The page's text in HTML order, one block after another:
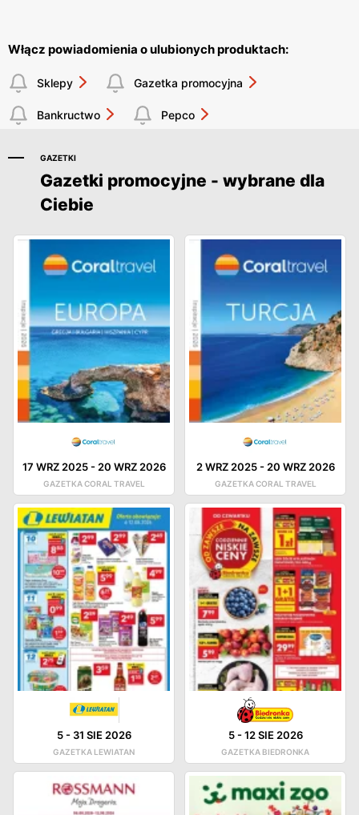
Włącz powiadomienia o ulubionych produktach:
Sklepy Gazetka promocyjna
Bankructwo Pepco
GAZETKI
Gazetki promocyjne - wybrane dla
Ciebie
17 WRZ 2025- 20 WRZ 2026
GAZETKA CORAL TRAVEL
2 WRZ 2025- 20 WRZ 2026
GAZETKA CORAL TRAVEL
5- 31 SIE 2026
GAZETKA LEWIATAN
5-12 SIE 2026
GAZETKA BIEDRONKA